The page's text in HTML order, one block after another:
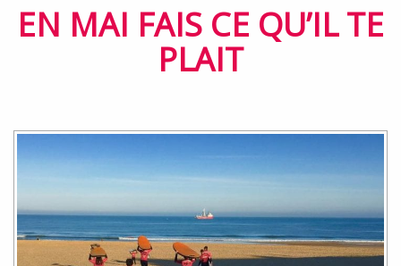
Ecole
Plan / Horaires
Actualités
EN MAI FAIS CE QU’IL TE
PLAIT